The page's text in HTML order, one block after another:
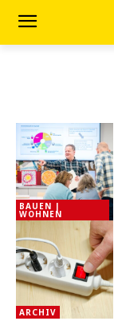
BAUEN |
WOHNEN
ARCHIV